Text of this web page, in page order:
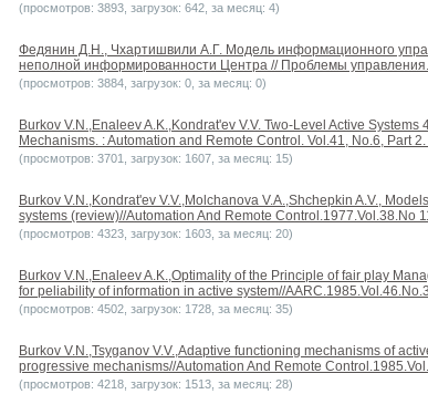
(просмотров: 3893, загрузок: 642, за месяц: 4)
Федянин Д.Н., Чхартишвили А.Г. Модель информационного
неполной информированности Центра // Проблемы
(просмотров: 3884, загрузок: 0, за месяц: 0)
Burkov V.N.,Enaleev A.K.,Kondrat'ev V.V. Two-Level Active
Mechanisms. : Automation and Remote Control. Vol.41, No.6, Part
(просмотров: 3701, загрузок: 1607, за месяц: 15)
Burkov V.N.,Kondrat'ev V.V.,Molchanova V.A.,Shchepkin A.V.,
systems (review)//Automation And Remote Control.1977.Vol.38.No
(просмотров: 4323, загрузок: 1603, за месяц: 20)
Burkov V.N.,Enaleev A.K.,Optimality of the Principle of fair play
for peliability of information in active system//
(просмотров: 4502, загрузок: 1728, за месяц: 35)
Burkov V.N.,Tsyganov V.V.,Adaptive functioning mechanisms of
progressive mechanisms//Automation And Remote
(просмотров: 4218, загрузок: 1513, за месяц: 28)